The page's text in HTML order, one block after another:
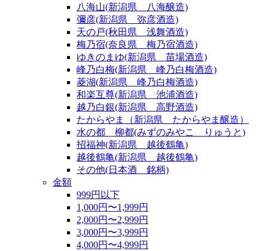
八海山(新潟県 八海醸造)
彌彦(新潟県 弥彦酒造)
天の戸(秋田県 浅舞酒造)
梅乃宿(奈良県 梅乃宿酒造)
ゆきのまゆ(新潟県 苗場酒造)
峰乃白梅(新潟県 峰乃白梅酒造)
菱湖(新潟県 峰乃白梅酒造)
和楽互尊(新潟県 池浦酒造)
越乃白銀(新潟県 高野酒造)
たからやま（新潟県 たからやま醸造）
水の都 柳都(みずのみやこ りゅうと)
招福神(新潟県 越後鶴亀)
越後鶴亀(新潟県 越後鶴亀)
その他(日本酒 銘柄)
金額
999円以下
1,000円〜1,999円
2,000円〜2,999円
3,000円〜3,999円
4,000円〜4,999円